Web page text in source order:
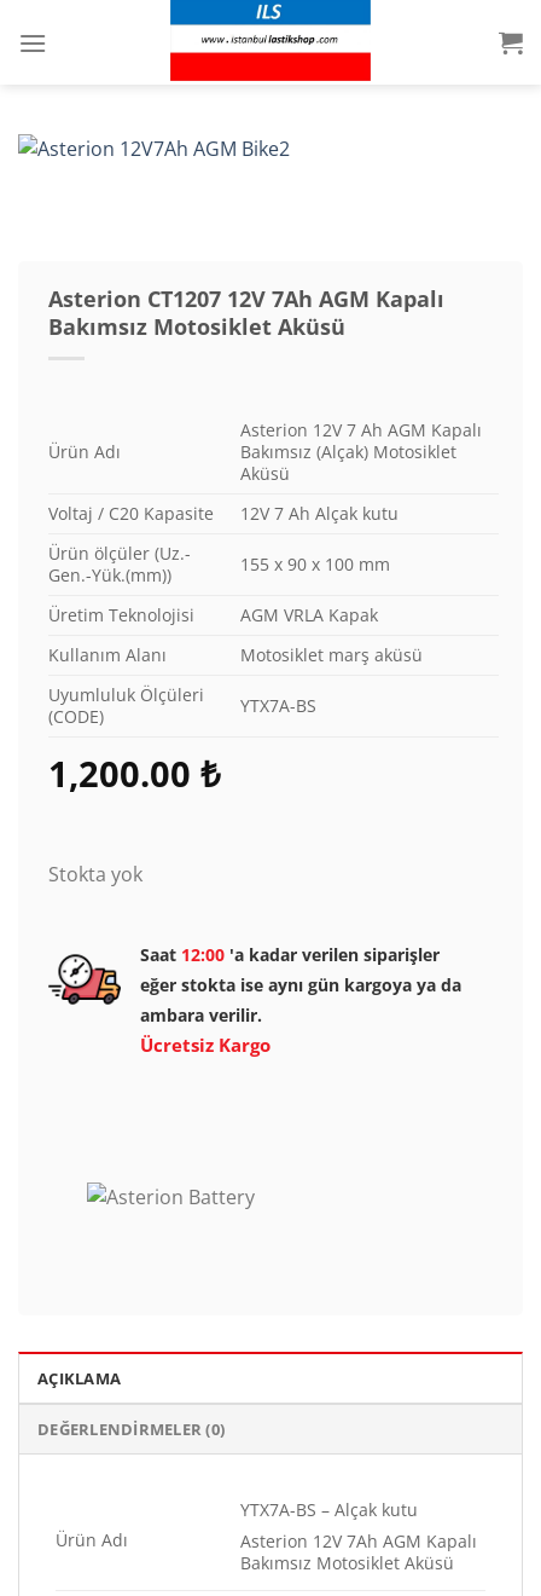
atla
Asterion CT1207 12V 7Ah AGM Kapalı
Bakımsız Motosiklet Aküsü
Ürün Adı
Asterion 12V 7 Ah AGM Kapalı
Bakımsız (Alçak) Motosiklet
Aküsü
Voltaj / C20 Kapasite
12V 7 Ah Alçak kutu
Ürün ölçüler (Uz.-
Gen.-Yük.(mm))
155 x 90 x 100 mm
Üretim Teknolojisi
AGM VRLA Kapak
Kullanım Alanı
Motosiklet marş aküsü
Uyumluluk Ölçüleri
(CODE)
YTX7A-BS
1,200.00 ₺
Stokta yok
Saat 12:00 'a kadar verilen siparişler
eğer stokta ise aynı gün kargoya ya da
ambara verilir.
Ücretsiz Kargo
AÇIKLAMA
DEĞERLENDIRMELER (0)
Ürün Adı
YTX7A-BS – Alçak kutu
Asterion 12V 7Ah AGM Kapalı
Bakımsız Motosiklet Aküsü